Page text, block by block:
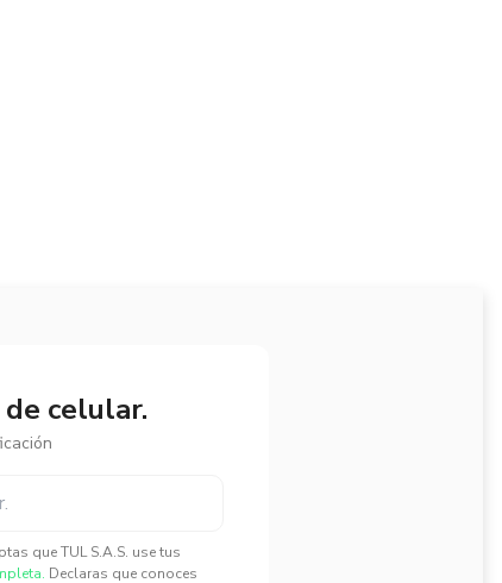
celular.
que TUL S.A.S. use tus
Declaras que conoces